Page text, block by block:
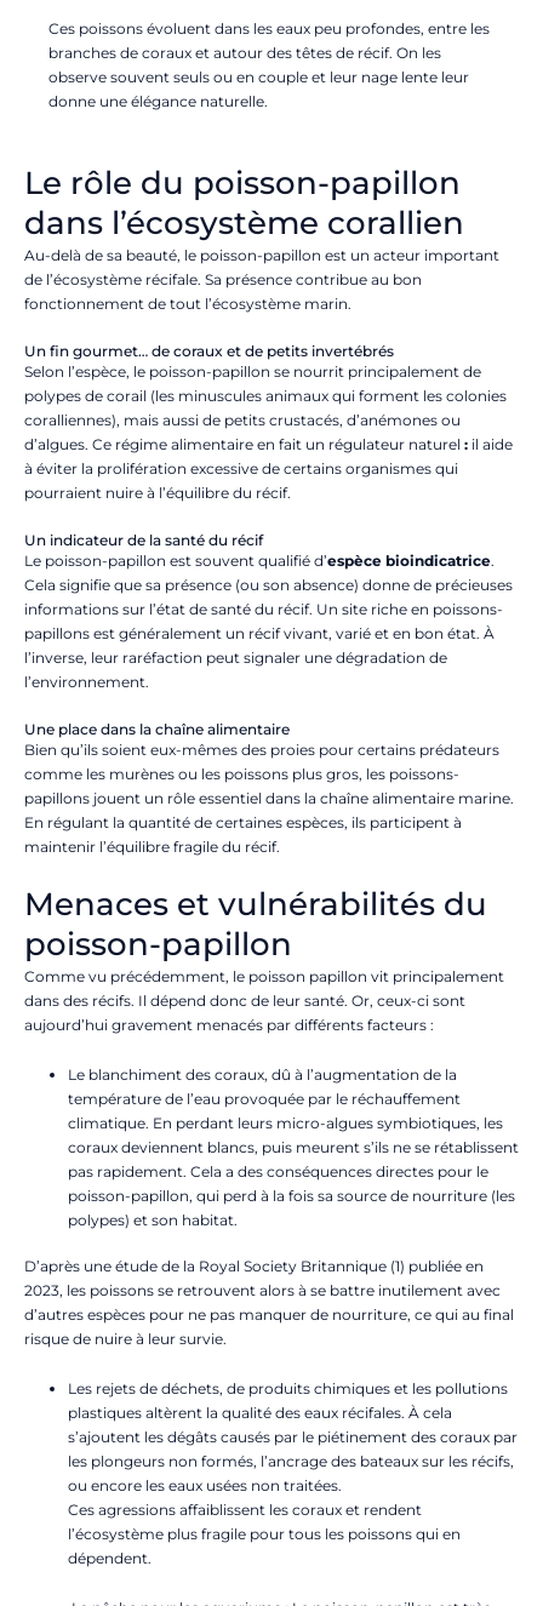
Ces poissons évoluent dans les eaux peu profondes, entre les
branches de coraux et autour des têtes de récif. On les
observe souvent seuls ou en couple et leur nage lente leur
donne une élégance naturelle.
Le rôle du poisson-papillon
dans l’écosystème corallien
Au-delà de sa beauté, le poisson-papillon est un acteur important
de l’écosystème récifale. Sa présence contribue au bon
fonctionnement de tout l’écosystème marin.
Un fin gourmet… de coraux et de petits invertébrés
Selon l’espèce, le poisson-papillon se nourrit principalement de
polypes de corail (les minuscules animaux qui forment les colonies
coralliennes), mais aussi de petits crustacés, d’anémones ou
d’algues. Ce régime alimentaire en fait un régulateur naturel : il aide
à éviter la prolifération excessive de certains organismes qui
pourraient nuire à l’équilibre du récif.
Un indicateur de la santé du récif
Le poisson-papillon est souvent qualifié d’espèce bioindicatrice.
Cela signifie que sa présence (ou son absence) donne de précieuses
informations sur l’état de santé du récif. Un site riche en poissons-
papillons est généralement un récif vivant, varié et en bon état. À
l’inverse, leur raréfaction peut signaler une dégradation de
l’environnement.
Une place dans la chaîne alimentaire
Bien qu’ils soient eux-mêmes des proies pour certains prédateurs
comme les murènes ou les poissons plus gros, les poissons-
papillons jouent un rôle essentiel dans la chaîne alimentaire marine.
En régulant la quantité de certaines espèces, ils participent à
maintenir l’équilibre fragile du récif.
Menaces et vulnérabilités du
poisson-papillon
Comme vu précédemment, le poisson papillon vit principalement
dans des récifs. Il dépend donc de leur santé. Or, ceux-ci sont
aujourd’hui gravement menacés par différents facteurs :
Le blanchiment des coraux, dû à l’augmentation de la
température de l’eau provoquée par le réchauffement
climatique. En perdant leurs micro-algues symbiotiques, les
coraux deviennent blancs, puis meurent s’ils ne se rétablissent
pas rapidement. Cela a des conséquences directes pour le
poisson-papillon, qui perd à la fois sa source de nourriture (les
polypes) et son habitat.
D’après une étude de la Royal Society Britannique (1) publiée en
2023, les poissons se retrouvent alors à se battre inutilement avec
d’autres espèces pour ne pas manquer de nourriture, ce qui au final
risque de nuire à leur survie.
Les rejets de déchets, de produits chimiques et les pollutions
plastiques altèrent la qualité des eaux récifales. À cela
s’ajoutent les dégâts causés par le piétinement des coraux par
les plongeurs non formés, l’ancrage des bateaux sur les récifs,
ou encore les eaux usées non traitées.
Ces agressions affaiblissent les coraux et rendent
l’écosystème plus fragile pour tous les poissons qui en
dépendent.